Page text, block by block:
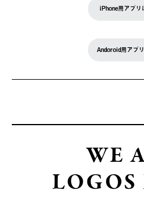
iPhone用アプリ
Andoroid用アプ
WE